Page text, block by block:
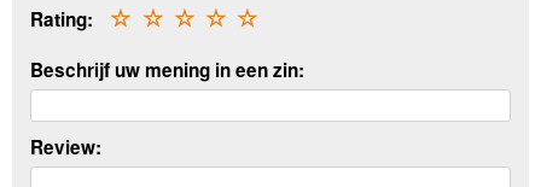
Rating: ☆
☆
☆
☆
☆
Beschrijf uw mening in een zin:
Review: